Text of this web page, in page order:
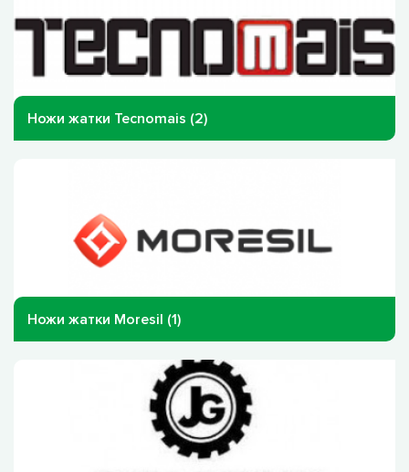
Ножи жатки Tecnomais (2)
Ножи жатки Moresil (1)